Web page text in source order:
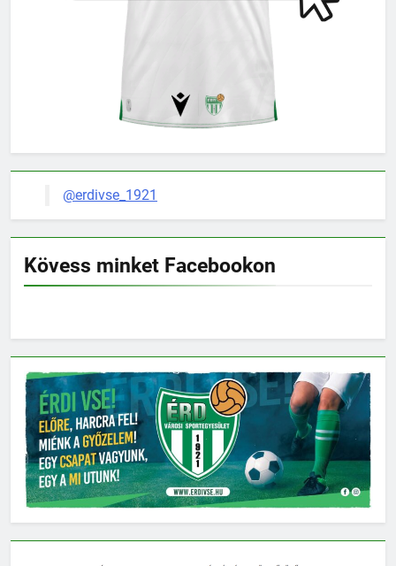
@erdivse_1921
Kövess minket Facebookon